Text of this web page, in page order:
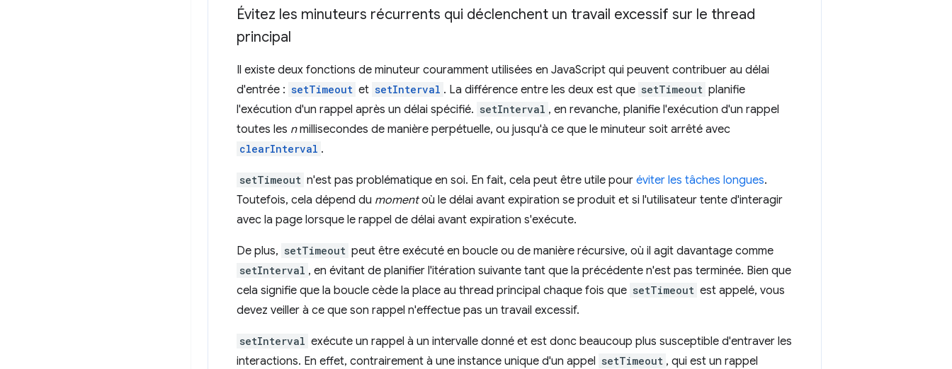
Évitez les minuteurs récurrents qui déclenchent un travail excessif sur le thread
principal
Il existe deux fonctions de minuteur couramment utilisées en JavaScript qui peuvent contribuer au délai
d'entrée : setTimeout et setInterval . La différence entre les deux est que setTimeout planifie
l'exécution d'un rappel après un délai spécifié. setInterval , en revanche, planifie l'exécution d'un rappel
toutes les nmillisecondes de manière perpétuelle, ou jusqu'à ce que le minuteur soit arrêté avec
clearInterval .
setTimeout n'est pas problématique en soi. En fait, cela peut être utile pour éviter les tâches longues.
Toutefois, cela dépend du momentoù le délai avant expiration se produit et si l'utilisateur tente d'interagir
avec la page lorsque le rappel de délai avant expiration s'exécute.
De plus, setTimeout peut être exécuté en boucle ou de manière récursive, où il agit davantage comme
setInterval , en évitant de planifier l'itération suivante tant que la précédente n'est pas terminée. Bien que
cela signifie que la boucle cède la place au thread principal chaque fois que setTimeout est appelé, vous
devez veiller à ce que son rappel n'effectue pas un travail excessif.
setInterval exécute un rappel à un intervalle donné et est donc beaucoup plus susceptible d'entraver les
interactions. En effet, contrairement à une instance unique d'un appel setTimeout , qui est un rappel